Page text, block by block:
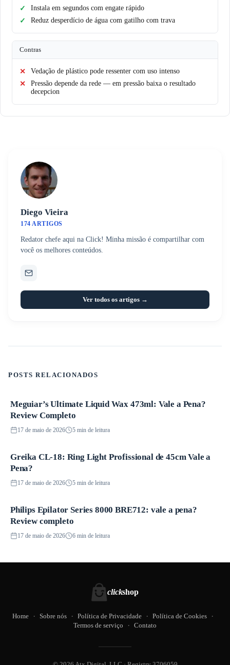
Instala em segundos com engate rápido
Reduz desperdício de água com gatilho com trava
Contras
Vedação de plástico pode ressenter com uso intenso
Pressão depende da rede — em pressão baixa o resultado
decepcion
Diego Vieira
174 ARTIGOS
Redator chefe aqui na Click! Minha missão é compartilhar com
você os melhores conteúdos.
Ver todos os artigos →
POSTS RELACIONADOS
Produtos
Meguiar’s Ultimate Liquid Wax 473ml: Vale a Pena?
Review Completo
17 de maio de 2026 5 min de leitura
Produtos
Greika CL-18: Ring Light Profissional de 45cm Vale a
Pena?
17 de maio de 2026 5 min de leitura
Produtos
Philips Epilator Series 8000 BRE712: vale a pena?
Review completo
17 de maio de 2026 6 min de leitura
clickshop
Home Sobre nós Política de Privacidade
Política de Cookies
Termos de serviço
Contato